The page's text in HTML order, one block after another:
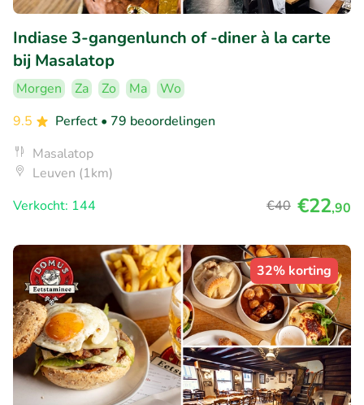
Indiase 3-gangenlunch of -diner à la carte
bij Masalatop
Morgen Za Zo Ma
Wo
9.5
Perfect • 79 beoordelingen
Masalatop
Leuven (1km)
Verkocht: 144
€40 €22,90
32% korting